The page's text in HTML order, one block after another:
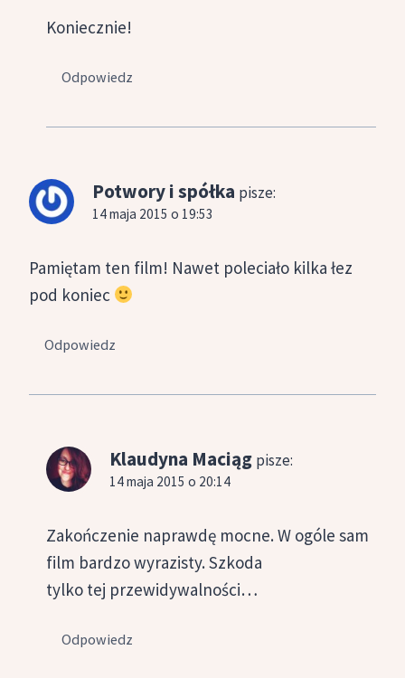
Koniecznie!
Odpowiedz
Potwory i spółka pisze:
14 maja 2015 o 19:53
Pamiętam ten film! Nawet poleciało kilka łez
pod koniec
Odpowiedz
Klaudyna Maciąg pisze:
14 maja 2015 o 20:14
Zakończenie naprawdę mocne. W ogóle sam
film bardzo wyrazisty. Szkoda
tylko tej przewidywalności…
Odpowiedz